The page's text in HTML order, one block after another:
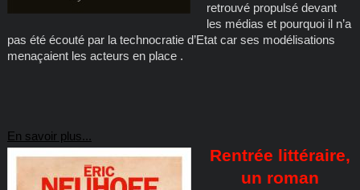
retrouvé propulsé devant
les médias et pourquoi il n’a
pas été écouté par la technocratie d’Etat car ses modélisations
menaçaient les acteurs en place .
En savoir plus...
Rentrée littéraire,
un roman